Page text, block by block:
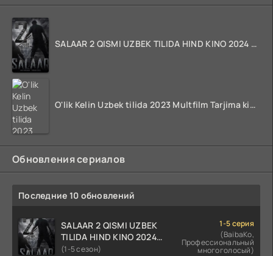
SALAAR 2 QISMI UZBEK TILIDA HIND KINO 2024 TARJIMA 720p HD Skachat
O'lik Kelin Uzbek tilida 2023 Multfilm Tarjima kino skachat
Обновления сериалов
Последние 10 обновлений
SALAAR 2 QISMI UZBEK
TILIDA HIND KINO 2024
TARJIMA 720p HD Skachat
(1-5 сезон)
1-5 серия
(BaibaKo,
Профессиональный
многоголосый)